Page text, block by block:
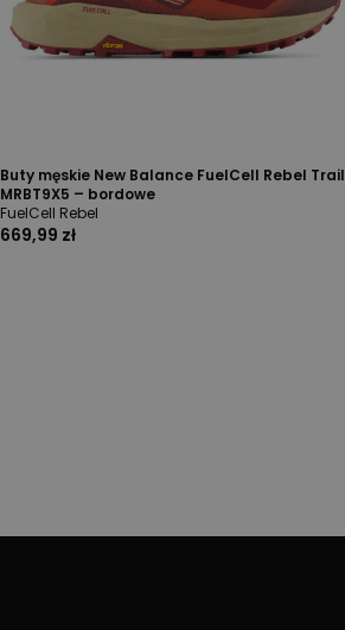
Buty męskie New Balance FuelCell Rebel Trail
MRBT9X5 – bordowe
FuelCell Rebel
669,99 zł